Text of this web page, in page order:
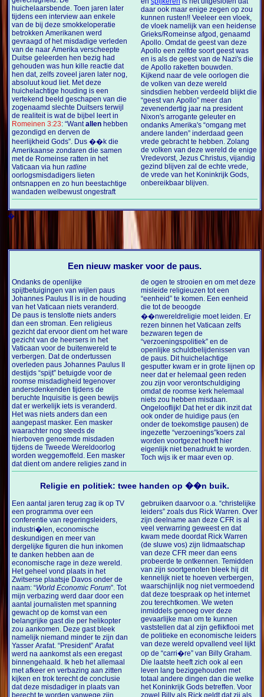
huichelaarsbende. Toen jaren later
tijdens een interview aan enkele
van de bij deze smokkeloperatie
betrokken Amerikanen werd
gevraagd of het misdadige verleden
van de naar Amerika verscheepte
Duitse geleerden hen bezig had
gehouden was hun kille reactie dat
hen dat, zelfs zoveel jaren later nog,
absoluut koud liet. Met deze
huichelachtige houding is een
vertekend beeld geschapen van die
zogenaamd slechte Duitsers terwijl
de realiteit is wat de bijbel leert in
Romeinen 3:23 : “Wantallen hebben
gezondigd en derven de
heerlijkheid Gods”. Dus ��k die
Amerikaanse zondaren die samen
met de Romeinse ratten in het
Vaticaan via hunratline
oorlogsmisdadigers lieten
ontsnappen en zo hun beestachtige
wandaden welbewust ongestraft
daar ook maar enige zegen op zou
kunnen rusten!! Veeleer een vloek,
de vloek namelijk van een heidense
Grieks/Romeinse afgod, genaamd
Apollo. Omdat de geest van deze
Apollo een zelfde soort geest was
en is als de geest van de Nazi's die
de Apollo raketten bouwden.
Kijkend naar de vele oorlogen die
de volken van deze wereld
sindsdien hebben verdeeld blijkt die
“geest van Apollo” meer dan
zevenendertig jaar na president
Nixon's arrogante geleuter en
ondanks Amerika's “omgang met
andere landen” inderdaad geen
vrede gebracht te hebben. Zolang
de volken van deze wereld de enige
Vredevorst, Jezus Christus, vijandig
gezind blijven zal de echte vrede,
de vrede van het Koninkrijk Gods,
onbereikbaar blijven.
�
Een nieuw masker voor de paus.
Ondanks de openlijke
spijtbetuigingen van wijlen paus
Johannes Paulus II is in de houding
van het Vaticaan niets veranderd.
De paus is tenslotte niets anders
dan een stroman. Een religieus
gezicht dat ervoor dient om het ware
gezicht van de heersers in het
Vaticaan voor de buitenwereld te
verbergen. Dat de ondertussen
overleden paus Johannes Paulus II
destijds “spijt” betuigde voor de
roomse misdadigheid tegenover
andersdenkenden tijdens de
beruchte Inquisitie is geen bewijs
dat er werkelijk iets is veranderd.
Het was niets anders dan een
aangepast masker. Een masker
waarachter nog steeds de
hierboven genoemde misdaden
tijdens de Tweede Wereldoorlog
worden weggemoffeld. Een masker
dat dient om andere religies zand in
de ogen te strooien en om met deze
misleide religieuzen tot een
“eenheid” te komen. Een eenheid
die tot de beoogde
��nwereldreligie moet leiden. Er
rezen binnen het Vaticaan zelfs
bezwaren tegen de
“verzoeningspolitiek” en de
openlijke schuldbelijdenissen van
de paus. Dit huichelachtige
gesputter kwam er in grote lijnen op
neer dat er helemaal geen reden
zou zijn voor verontschuldiging
omdat de roomse kerk helemaal
niets zou hebben misdaan.
Ongelooflijk! Dat het er dik inzit dat
ook onder de huidige paus (en
onder de toekomstige pausen) de
ingezette “verzoenings”koers zal
worden voortgezet hoeft hier
eigenlijk niet benadrukt te worden.
Toch wijs ik er maar even op.
Religie en politiek: twee handen op ��n buik.
Een aantal jaren terug zag ik op TV
een programma over een
conferentie van regeringsleiders,
industri�len, economische
deskundigen en meer van
dergelijke figuren die hun inkomen
te danken hebben aan de
economische rage in deze wereld.
Het geheel vond plaats in het
Zwitserse plaatsje Davos onder de
naam: “World Economic Forum”. Tot
mijn verbazing werd daar door een
aantal journalisten met spanning
gewacht op de komst van een
belangrijke gast die per helikopter
zou aankomen. Deze gast bleek
namelijk niemand minder te zijn dan
Yasser Arafat. “President” Arafat
werd na aankomst als een eregast
binnengehaald. Ik heb het allemaal
met afkeer en verbazing aan zitten
kijken en trok terecht de conclusie
dat deze misdadiger in plaats van
berecht te worden vanwege zijn
gebruiken daarvoor o.a. “christelijke
leiders” zoals dus Rick Warren. Over
zijn deelname aan deze CFR is al
veel verwarring geweest en dat
kwam mede doordat Rick Warren
(de sluwe vos) zijn lidmaatschap
van deze CFR meer dan eens
probeerde te ontkennen. Temidden
van zijn soortgenoten bleek hij dit
kennelijk niet te hoeven verbergen,
waarschijnlijk nog niet vermoedend
dat deze toespraak op het internet
zou terechtkomen. We weten
inmiddels genoeg over deze
gevaarlijke man om te kunnen
vaststellen dat al zijn geflikflooi met
de politieke en economische leiders
van deze wereld opvallend veel lijkt
op de “carri�re” van Billy Graham.
Die laatste heeft zich ook al een
leven lang beziggehouden met
totaal andere dingen dan die welke
het Koninkrijk Gods betreffen. Voor
zowel Billy als Rick geldt dat zij als